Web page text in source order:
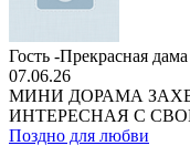
Гость -Прекрасная дама
07.06.26
МИНИ ДОРАМА
ИНТЕРЕСНАЯ С
Поздно для любви